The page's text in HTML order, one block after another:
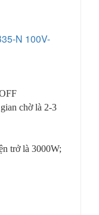
N 100V-
chờ là 2-3
trở là 3000W;